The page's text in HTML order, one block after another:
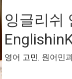
Skip
to
content
잉글리쉬
영어 고민, 원어